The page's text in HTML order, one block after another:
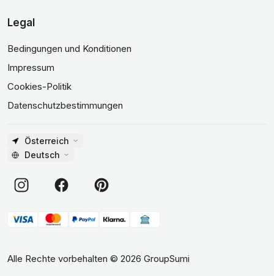
Legal
Bedingungen und Konditionen
Impressum
Cookies-Politik
Datenschutzbestimmungen
Österreich
Deutsch
Alle Rechte vorbehalten © 2026 GroupSumi